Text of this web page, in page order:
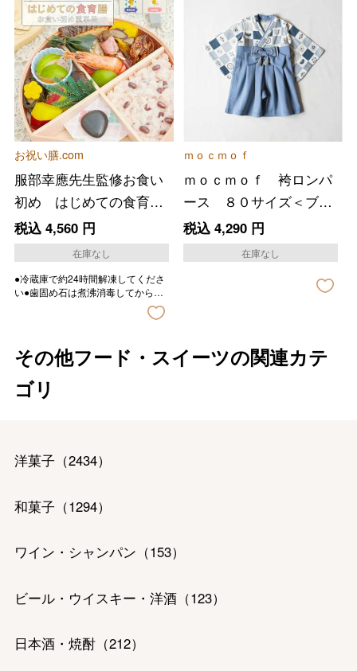
お祝い膳.com
服部幸應先生監修お食い
初め はじめての食育
膳 お食い初め重 ＨＡ
ＧＵ
税込 4,560円
在庫なし
●冷蔵庫で約24時間解凍してくださ
い●歯固め石は煮沸消毒してからご
ｍｏｃｍｏｆ
ｍｏｃｍｏｆ 袴ロンパ
ース ８０サイズ＜ブル
ー＞
税込 4,290円
在庫なし
その他フード・スイーツの関連カテ
ゴリ
洋菓子 （2434）
和菓子 （1294）
ワイン・シャンパン （153）
ビール・ウイスキー・洋酒（123）
日本酒・焼酎（212）